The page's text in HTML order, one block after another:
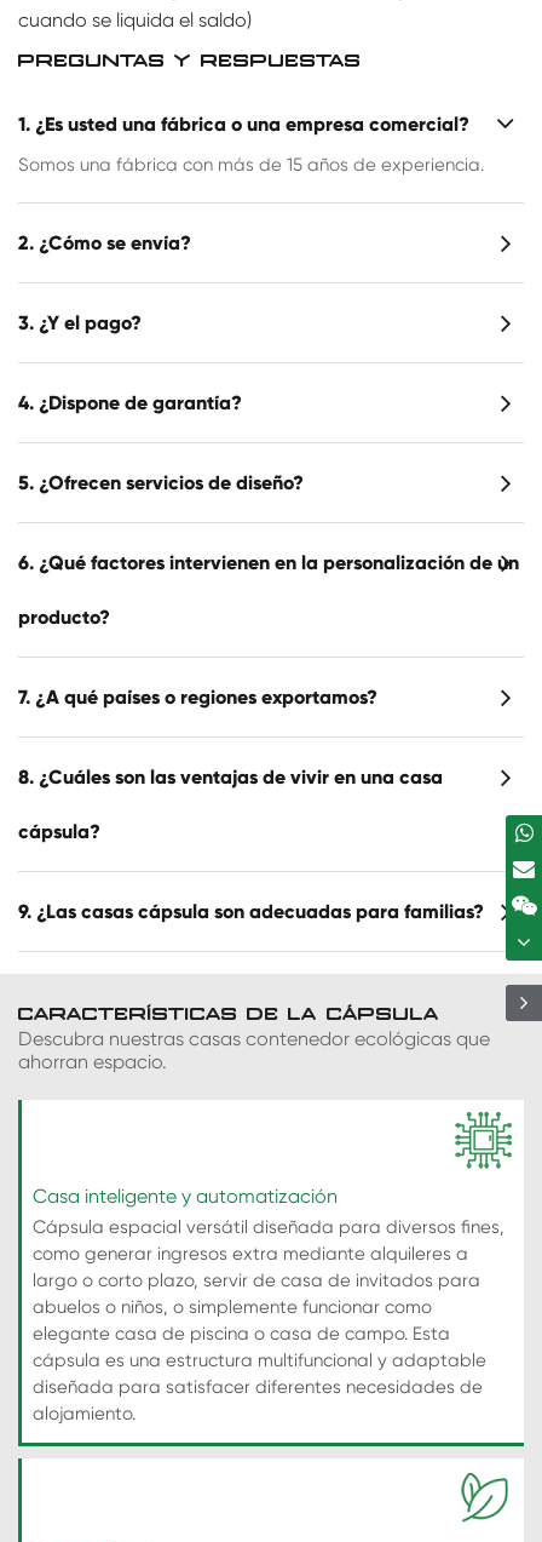
cuando se liquida el saldo)
PREGUNTAS Y RESPUESTAS
1. ¿Es usted una fábrica o una empresa comercial?
Somos una fábrica con más de 15 años de experiencia.
2. ¿Cómo se envía?
3. ¿Y el pago?
4. ¿Dispone de garantía?
5. ¿Ofrecen servicios de diseño?
6. ¿Qué factores intervienen en la personalización de un
producto?
7. ¿A qué países o regiones exportamos?
8. ¿Cuáles son las ventajas de vivir en una casa
cápsula?
9. ¿Las casas cápsula son adecuadas para familias?
CARACTERÍSTICAS DE LA CÁPSULA
Descubra nuestras casas contenedor ecológicas que
ahorran espacio.
Casa inteligente y automatización
Cápsula espacial versátil diseñada para diversos fines,
como generar ingresos extra mediante alquileres a
largo o corto plazo, servir de casa de invitados para
abuelos o niños, o simplemente funcionar como
elegante casa de piscina o casa de campo. Esta
cápsula es una estructura multifuncional y adaptable
diseñada para satisfacer diferentes necesidades de
alojamiento.